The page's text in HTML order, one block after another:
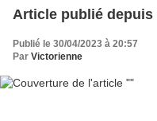
Publié le 30/04/2023 à 20:57
Par Victorienne